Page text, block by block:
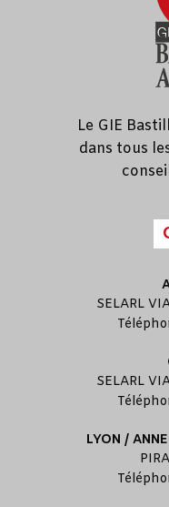
Le GIE
dans tous
SELARL
SELARL
LYON /